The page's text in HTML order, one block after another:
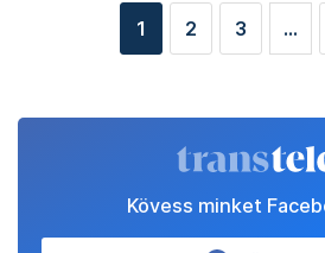
1 2 3 ...
Kövess minket